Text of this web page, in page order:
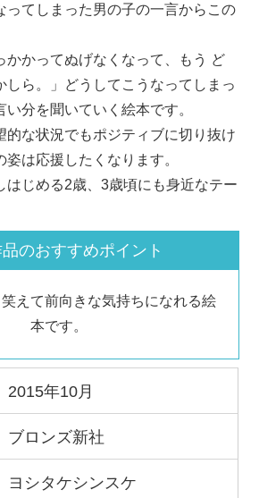
ってしまった男の子の一言からこの
かかってぬげなくなって、もう ど
しら。」どうしてこうなってしまっ
分を聞いていく絵本です。
的な状況でもポジティブに切り抜け
は応援したくなります。
はじめる2歳、3歳頃にも身近なテー
のおすすめポイント
えて前向きな気持ちになれる絵
本です。
2015年10月
ブロンズ新社
ヨシタケシンスケ